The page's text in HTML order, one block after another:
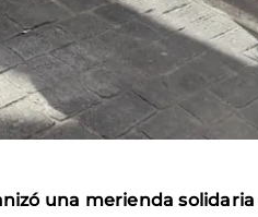
una merienda solidaria